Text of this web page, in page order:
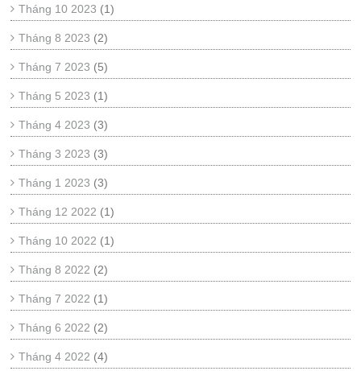
Tháng 10 2023 (1)
Tháng 8 2023 (2)
Tháng 7 2023 (5)
Tháng 5 2023 (1)
Tháng 4 2023 (3)
Tháng 3 2023 (3)
Tháng 1 2023 (3)
Tháng 12 2022 (1)
Tháng 10 2022 (1)
Tháng 8 2022 (2)
Tháng 7 2022 (1)
Tháng 6 2022 (2)
Tháng 4 2022 (4)